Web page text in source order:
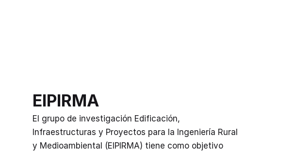
EIPIRMA
El grupo de investigación Edificación,
Infraestructuras y Proyectos para la Ingeniería Rural
y Medioambiental (EIPIRMA) tiene como objetivo